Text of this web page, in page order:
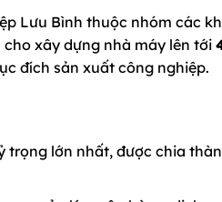
Lưu Bình thuộc nhóm các
xây dựng nhà máy lên tới
đích sản xuất công nghiệp.
trọng lớn nhất, được chia